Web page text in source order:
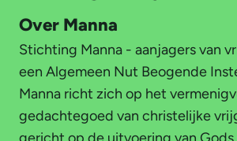
Over Manna
Stichting Manna - aanjagers van
een Algemeen Nut Beogende
Manna richt zich op het
gedachtegoed van christelijke